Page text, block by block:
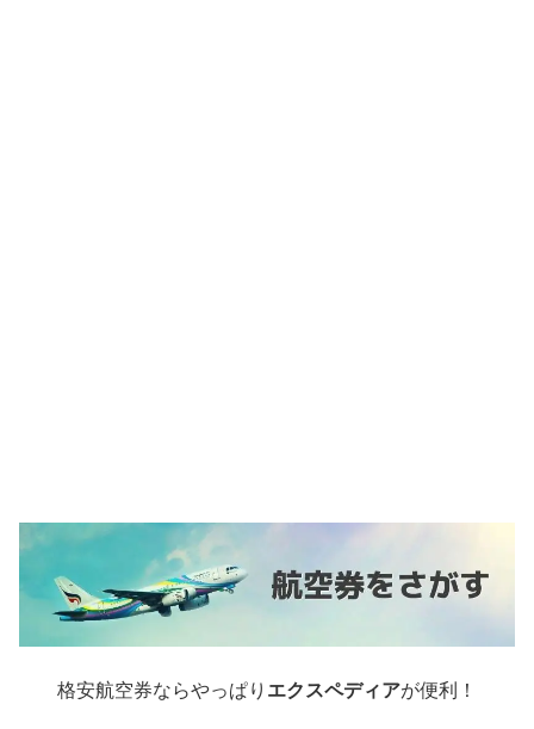
格安航空券ならやっぱり エクスペディアが便利！